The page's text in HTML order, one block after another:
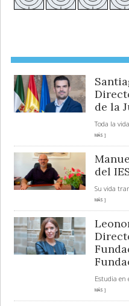
de la
Toda la
MÁS ]
del
Su vida
MÁS ]
Estudia en
MÁS ]